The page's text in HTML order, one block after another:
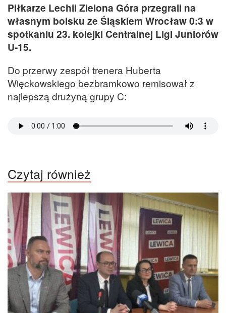
Piłkarze Lechii Zielona Góra przegrali na
własnym boisku ze Śląskiem Wrocław 0:3 w
spotkaniu 23. kolejki Centralnej Ligi Juniorów
U-15.
Do przerwy zespół trenera Huberta
Więckowskiego bezbramkowo remisował z
najlepszą drużyną grupy C:
Czytaj również